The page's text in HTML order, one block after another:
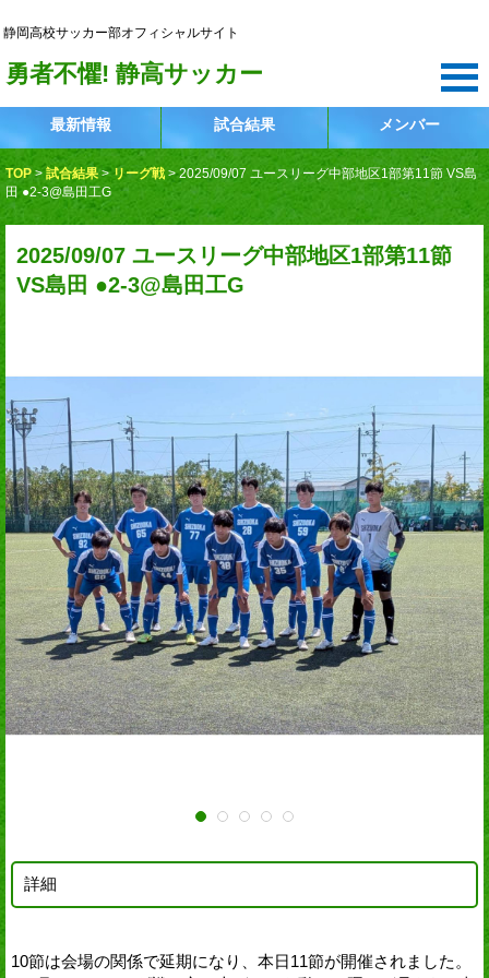
静岡高校サッカー部オフィシャルサイト
勇者不懼! 静高サッカー
最新情報 試合結果 メンバー
TOP > 試合結果 > リーグ戦 > 2025/09/07 ユースリーグ中部地区1部第11節 VS島
田 ●2-3@島田工G
2025/09/07 ユースリーグ中部地区1部第11節
VS島田 ●2-3@島田工G
詳細
10節は会場の関係で延期になり、本日11節が開催されました。